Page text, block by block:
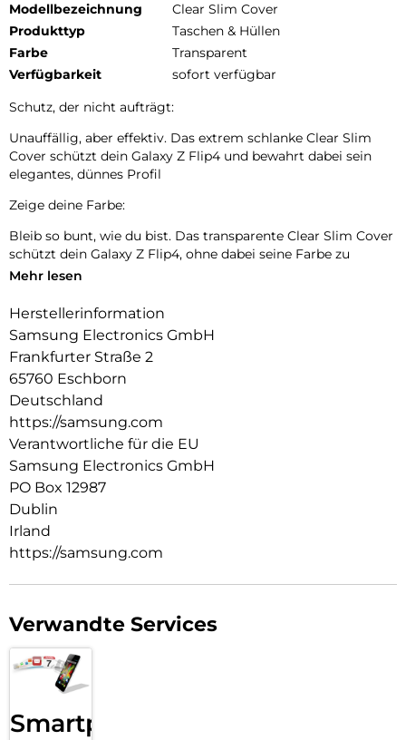
Modellbezeichnung
Clear Slim Cover
Produkttyp
Taschen & Hüllen
Farbe
Transparent
Verfügbarkeit
sofort verfügbar
Schutz, der nicht aufträgt:
Unauffällig, aber effektiv. Das extrem schlanke Clear Slim
Cover schützt dein Galaxy Z Flip4 und bewahrt dabei sein
elegantes, dünnes Profil
Zeige deine Farbe:
Bleib so bunt, wie du bist. Das transparente Clear Slim Cover
schützt dein Galaxy Z Flip4, ohne dabei seine Farbe zu
verstecken.
Mehr lesen
Herstellerinformation
Samsung Electronics GmbH
Frankfurter Straße 2
65760 Eschborn
Deutschland
https://samsung.com
Verantwortliche für die EU
Samsung Electronics GmbH
PO Box 12987
Dublin
Irland
https://samsung.com
Verwandte Services
Smartphone